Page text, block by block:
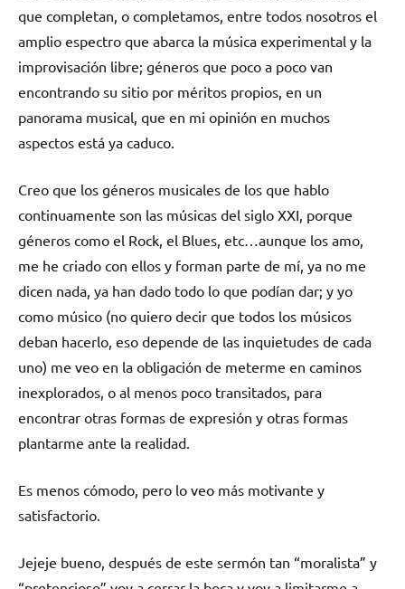
que completan, o completamos, entre todos nosotros el
amplio espectro que abarca la música experimental y la
improvisación libre; géneros que poco a poco van
encontrando su sitio por méritos propios, en un
panorama musical, que en mi opinión en muchos
aspectos está ya caduco.
Creo que los géneros musicales de los que hablo
continuamente son las músicas del siglo XXI, porque
géneros como el Rock, el Blues, etc…aunque los amo,
me he criado con ellos y forman parte de mí, ya no me
dicen nada, ya han dado todo lo que podían dar; y yo
como músico (no quiero decir que todos los músicos
deban hacerlo, eso depende de las inquietudes de cada
uno) me veo en la obligación de meterme en caminos
inexplorados, o al menos poco transitados, para
encontrar otras formas de expresión y otras formas
plantarme ante la realidad.
Es menos cómodo, pero lo veo más motivante y
satisfactorio.
Jejeje bueno, después de este sermón tan “moralista” y